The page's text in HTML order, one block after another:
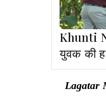
Khunti
युवक की
Lagatar